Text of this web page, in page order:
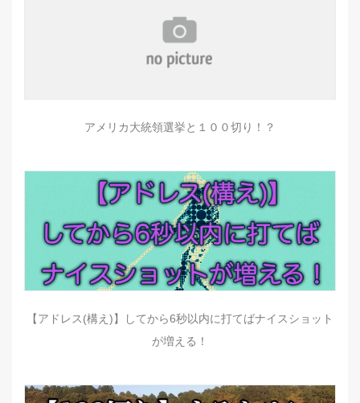
アメリカ大統領選挙と１００切り！？
【アドレス(構え)】してから6秒以内に打てばナイスショット
が増える！